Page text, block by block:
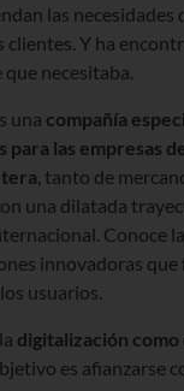
las necesidades
clientes. Y ha
necesitaba.
una compañía
las empresas
, tanto de
una dilatada
Conoce
innovadoras que
usuarios.
digitalización
es afianzarse